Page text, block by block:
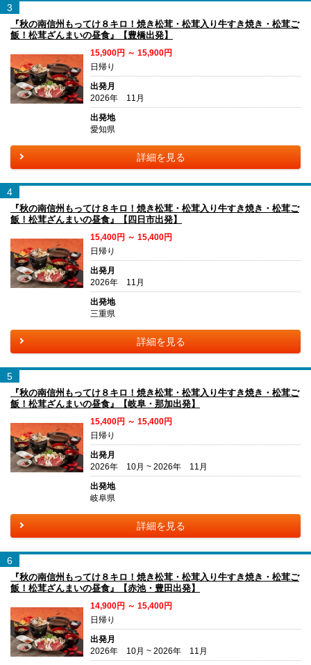
3
『秋の南信州もってけ８キロ！焼き松茸・松茸入り牛すき焼き・松茸ご
飯！松茸ざんまいの昼食』【豊橋出発】
15,900円 ～ 15,900円
日帰り
出発月
2026年 11月
出発地
愛知県
詳細を見る
4
『秋の南信州もってけ８キロ！焼き松茸・松茸入り牛すき焼き・松茸ご
飯！松茸ざんまいの昼食』【四日市出発】
15,400円 ～ 15,400円
日帰り
出発月
2026年 11月
出発地
三重県
詳細を見る
5
『秋の南信州もってけ８キロ！焼き松茸・松茸入り牛すき焼き・松茸ご
飯！松茸ざんまいの昼食』【岐阜・那加出発】
15,400円 ～ 15,400円
日帰り
出発月
2026年 10月 ~ 2026年 11月
出発地
岐阜県
詳細を見る
6
『秋の南信州もってけ８キロ！焼き松茸・松茸入り牛すき焼き・松茸ご
飯！松茸ざんまいの昼食』【赤池・豊田出発】
14,900円 ～ 15,400円
日帰り
出発月
2026年 10月 ~ 2026年 11月